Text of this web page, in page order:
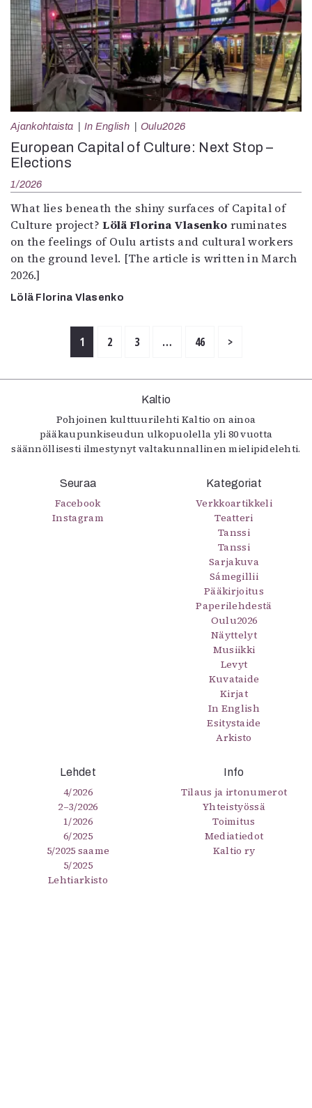
Ajankohtaista In English Oulu2026
European Capital of Culture: Next Stop –
Elections
1/2026
What lies beneath the shiny surfaces of Capital of
Culture project?Lölä Florina Vlasenko ruminates
on the feelings of Oulu artists and cultural workers
on the ground level. [The article is written in March
2026.]
Lölä Florina Vlasenko
1 2 3 … 46 >
Kaltio
Pohjoinen kulttuurilehti Kaltio on ainoa
pääkaupunkiseudun ulkopuolella yli 80 vuotta
säännöllisesti ilmestynyt valtakunnallinen mielipidelehti.
Seuraa
Facebook
Instagram
Kategoriat
Verkkoartikkeli
Teatteri
Tanssi
Tanssi
Sarjakuva
Sámegillii
Pääkirjoitus
Paperilehdestä
Oulu2026
Näyttelyt
Musiikki
Levyt
Kuvataide
Kirjat
In English
Esitystaide
Arkisto
Lehdet
4/2026
2–3/2026
1/2026
6/2025
5/2025 saame
5/2025
Lehtiarkisto
Info
Tilaus ja irtonumerot
Yhteistyössä
Toimitus
Mediatiedot
Kaltio ry